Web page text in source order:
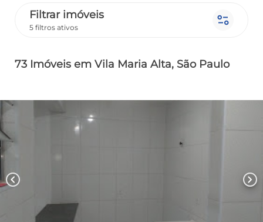
Filtrar imóveis
5 filtros ativos page_info
73 Imóveis em Vila Maria Alta, São Paulo
chevron_left chevron_right